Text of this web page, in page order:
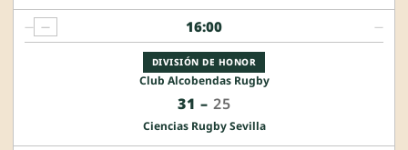
16:00
DIVISIÓN DE HONOR
Club Alcobendas Rugby
31 – 25
Ciencias Rugby Sevilla
— — —